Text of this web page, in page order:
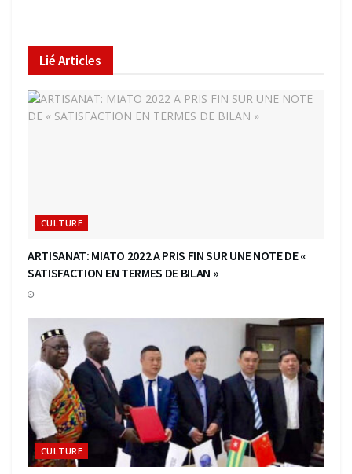
LiéArticles
CULTURE
ARTISANAT: MIATO 2022 A PRIS FIN SUR UNE NOTE DE «
SATISFACTION EN TERMES DE BILAN »
CULTURE